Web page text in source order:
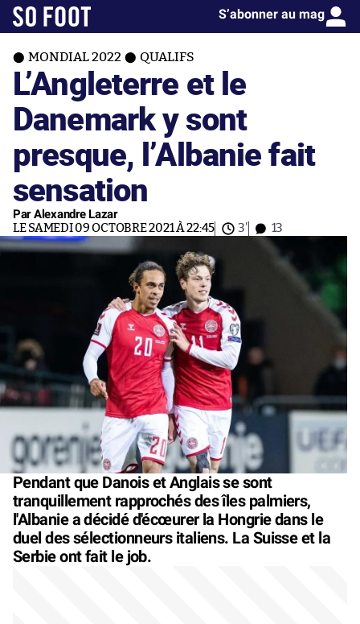
S’abonner au mag
MONDIAL 2022 QUALIFS
L’Angleterre et le
Danemark y sont
presque, l’Albanie fait
sensation
Par Alexandre Lazar
LE SAMEDI 09 OCTOBRE 2021 À 22:45 3' 13
Pendant que Danois et Anglais se sont
tranquillement rapprochés des îles palmiers,
l'Albanie a décidé d'écœurer la Hongrie dans le
duel des sélectionneurs italiens. La Suisse et la
Serbie ont fait le job.